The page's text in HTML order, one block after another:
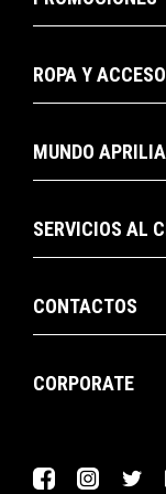
ROPA Y
MUNDO APRILIA
SERVICIOS AL
CONTACTOS
CORPORATE
Facebook